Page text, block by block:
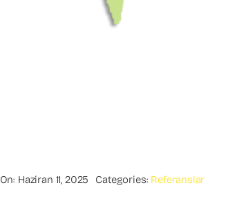
Haziran 11, 2025 Categories: Referanslar